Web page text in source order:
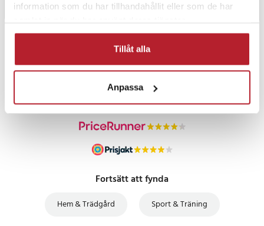
information som du har tillhandahållit eller som de har
Tillåt alla
Anpassa
PRISGARANTI
Fortsätt att fynda
Hem & Trädgård Sport & Träning